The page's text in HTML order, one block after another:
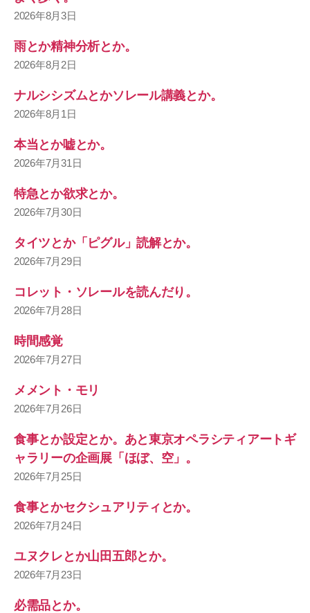
2026年8月3日
雨とか精神分析とか。
2026年8月2日
ナルシシズムとかソレール講義とか。
2026年8月1日
本当とか嘘とか。
2026年7月31日
特急とか欲求とか。
2026年7月30日
タイツとか「ピグル」読解とか。
2026年7月29日
コレット・ソレールを読んだり。
2026年7月28日
時間感覚
2026年7月27日
メメント・モリ
2026年7月26日
食事とか設定とか。あと東京オペラシティアートギ
ャラリーの企画展「ほぼ、空」。
2026年7月25日
食事とかセクシュアリティとか。
2026年7月24日
ユヌクレとか山田五郎とか。
2026年7月23日
必需品とか。